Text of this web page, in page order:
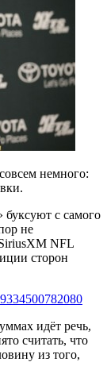
немного:
с самого
не
NFL
сторон
идёт речь,
считать, что
из того,